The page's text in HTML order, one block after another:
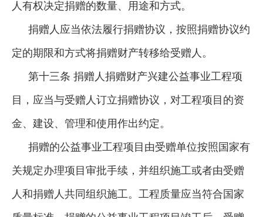
人有权决定捐赠的数量、用途和方式。
捐赠人应当依法履行捐赠协议，按照捐赠协议约
定的期限和方式将捐赠财产转移给受赠人。
第十三条 捐赠人捐赠财产兴建公益事业工程项
目，应当与受赠人订立捐赠协议，对工程项目的资
金、建设、管理和使用作出约定。
捐赠的公益事业工程项目由受赠单位按照国家有
关规定办理项目审批手续，并组织施工或者由受赠
人和捐赠人共同组织施工。工程质量应当符合国家